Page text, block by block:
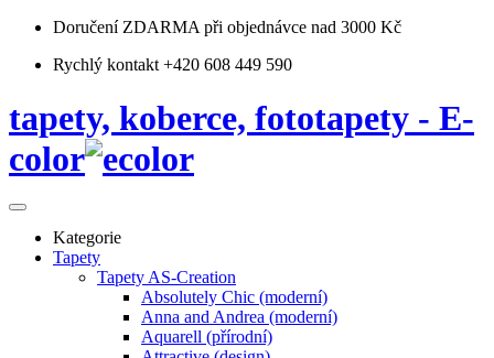
Doručení ZDARMA při objednávce nad 3000 Kč
Rychlý kontakt +420 608 449 590
tapety, koberce, fototapety - E-
color
Kategorie
Tapety
Tapety AS-Creation
Absolutely Chic (moderní)
Anna and Andrea (moderní)
Aquarell (přírodní)